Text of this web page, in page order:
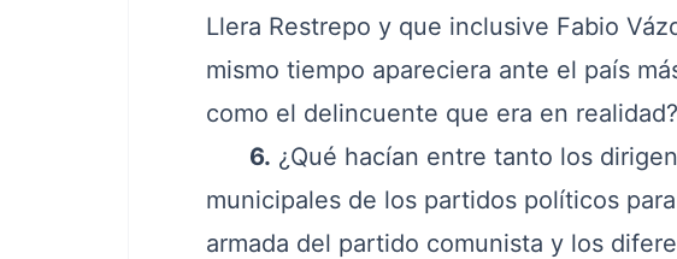
Llera Restrepo y que inclusive Fabio
mismo tiempo apareciera ante el país
como el delincuente que era en
6. ¿Qué hacían entre tanto los
municipales de los partidos políticos
armada del partido comunista y los